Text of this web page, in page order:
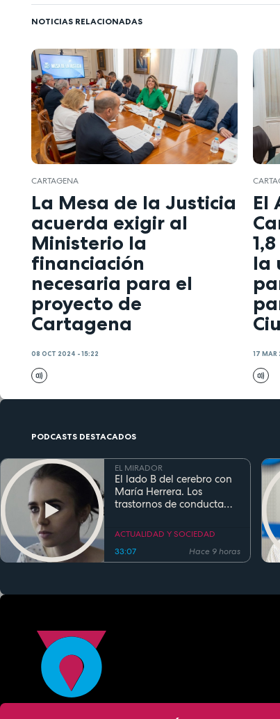
NOTICIAS RELACIONADAS
CARTAGENA
La Mesa de la Justicia
acuerda exigir al
Ministerio la
financiación
necesaria para el
proyecto de
Cartagena
08 OCT 2024 - 15:22
El
la
17 MAR
PODCASTS DESTACADOS
EL MIRADOR
El lado B del cerebro con
María Herrera. Los
trastornos de conducta
ACTUALIDAD Y SOCIEDAD
33:07
Hace 9 horas